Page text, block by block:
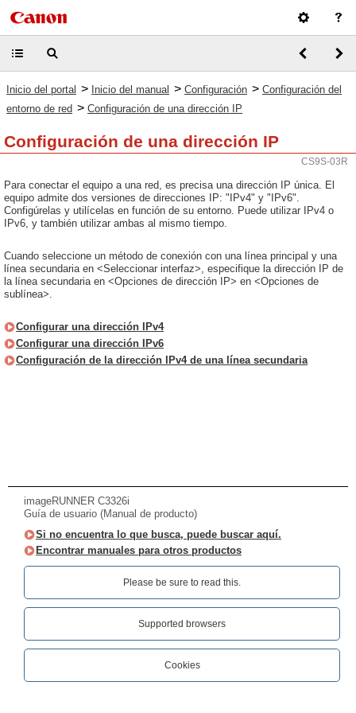
Inicio del portal > Inicio del manual > Configuración > Configuración del
entorno de red > Configuración de una dirección IP
Configuración de una dirección IP
CS9S-03R
Para conectar el equipo a una red, es precisa una dirección IP única. El
equipo admite dos versiones de direcciones IP: "IPv4" y "IPv6".
Configúrelas y utilícelas en función de su entorno. Puede utilizar IPv4 o
IPv6, y también utilizar ambas al mismo tiempo.
Cuando seleccione un método de conexión con una línea principal y una
línea secundaria en <Seleccionar interfaz>, especifique la dirección IP de
la línea secundaria en <Opciones de dirección IP> en <Opciones de
sublínea>.
Configurar una dirección IPv4
Configurar una dirección IPv6
Configuración de la dirección IPv4 de una línea secundaria
imageRUNNER C3326i
Guía de usuario (Manual de producto)
Si no encuentra lo que busca, puede buscar aquí.
Encontrar manuales para otros productos
Please be sure to read this.‎
Supported browsers
Cookies